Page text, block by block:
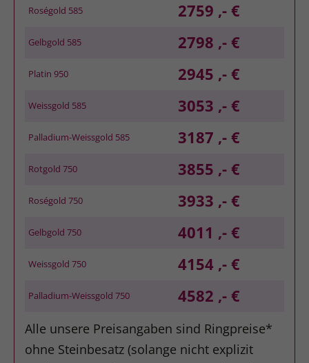
Roségold 585 2759 ,- €
Gelbgold 585 2798 ,- €
Platin 950 2945 ,- €
Weissgold 585 3053 ,- €
Palladium-Weissgold 585 3187 ,- €
Rotgold 750 3855 ,- €
Roségold 750 3933 ,- €
Gelbgold 750 4011 ,- €
Weissgold 750 4154 ,- €
Palladium-Weissgold 750 4582 ,- €
Alle unsere Preisangaben sind Ringpreise*
ohne Steinbesatz (solange nicht explizit